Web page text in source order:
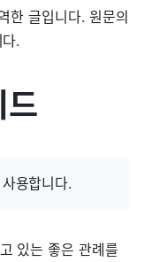
한 글입니다. 원문의
.
드
용합니다.
있는 좋은 관례를